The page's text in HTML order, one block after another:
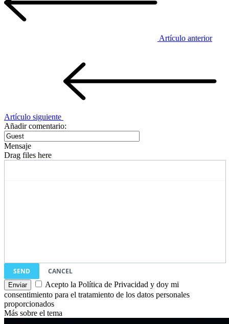
Artículo anterior
Artículo siguiente
Añadir comentario:
Mensaje
Drag files here
SEND
CANCEL
Acepto la Política de Privacidad y doy mi
consentimiento para el tratamiento de los datos personales
proporcionados
Más sobre el tema